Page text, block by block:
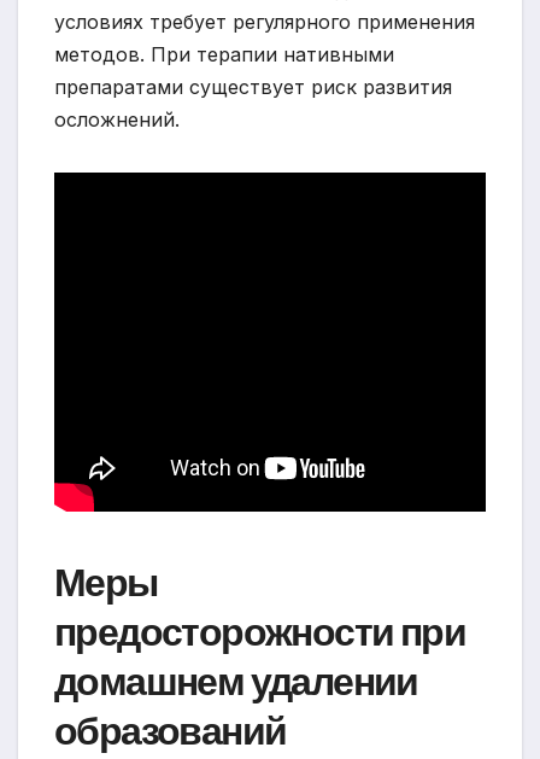
условиях требует регулярного применения
методов. При терапии нативными
препаратами существует риск развития
осложнений.
Меры
предосторожности при
домашнем удалении
образований